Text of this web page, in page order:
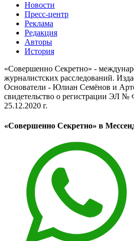
Новости
Пресс-центр
Реклама
Редакция
Авторы
История
«Совершенно Секретно» -
журналистских расследований.
Основатели - Юлиан Семёнов и
свидетельство о регистрации ЭЛ №
25.12.2020 г.
«Совершенно Секретно» в